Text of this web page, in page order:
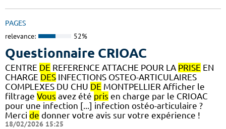
PAGES
relevance: 52%
Questionnaire CRIOAC
CENTRE DE REFERENCE ATTACHE POUR LA PRISE EN
CHARGE DES INFECTIONS OSTEO-ARTICULAIRES
COMPLEXES DU CHU DE MONTPELLIER Afficher le
filtrage Vous avez été pris en charge par le CRIOAC
pour une infection [...] infection ostéo-articulaire ?
Merci de donner votre avis sur votre expérience !
18/02/2026 15:25